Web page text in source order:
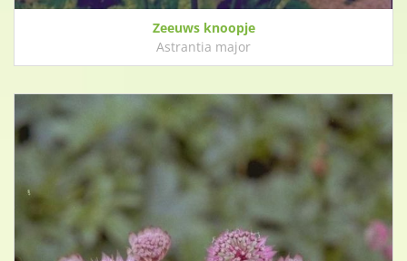
Zeeuws knoopje
Astrantia major